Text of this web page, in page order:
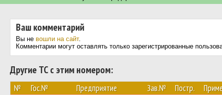
Ваш комментарий
Вы не вошли на сайт.
Комментарии могут оставлять только зарегистрированные
Другие ТС с этим номером:
№ Гос.№ Предприятие Зав.№ Постр.